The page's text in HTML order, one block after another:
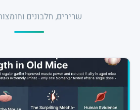
שרירים, חלבונים